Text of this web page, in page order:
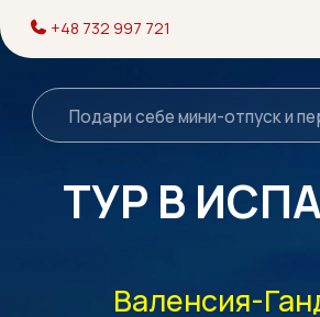
ТУР В ИСПАНИЮ
Валенсия-Гандия--
водопады
+48 732 997 721